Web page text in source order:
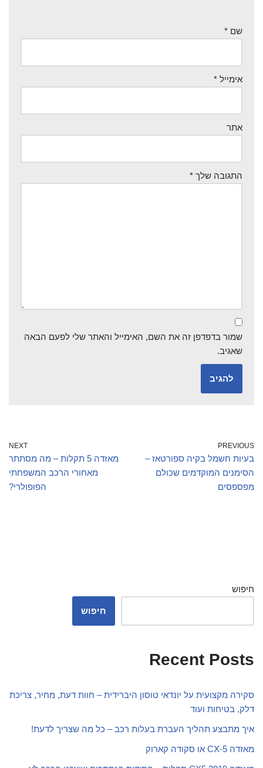
שם *
אימייל *
אתר
התגובה שלך *
שמור בדפדפן זה את השם, האימייל והאתר שלי לפעם הבאה
שאגיב.
PREVIOUS
בעיות חשמל בקיה ספורטאז –
הסימנים המוקדמים שכולם
מפספסים
NEXT
מאזדה 5 תקלות – מה מסתתר
מאחורי הרכב המשפחתי
הפופולרי?
חיפוש
חיפוש
Recent Posts
סקירה מקצועית על יונדאי טוסון היברידית – חוות דעת, מחיר, צריכת
דלק, בטיחות ועוד
איך מתבצע תהליך העברת בעלות רכב – כל מה שצריך לדעת!
מאזדה CX-5 או סקודה קארוק